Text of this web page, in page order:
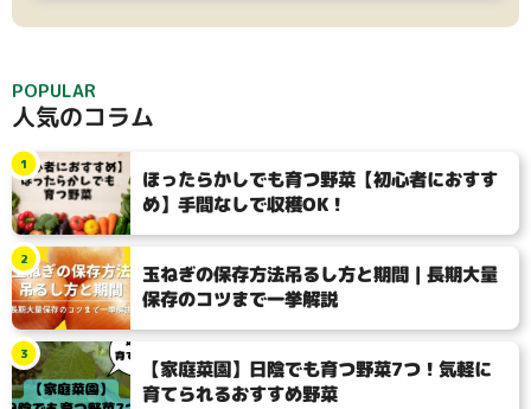
POPULAR
人気のコラム
ほったらかしでも育つ野菜【初心者におすす
め】手間なしで収穫OK！
1
玉ねぎの保存方法吊るし方と期間｜長期大量
保存のコツまで一挙解説
2
【家庭菜園】日陰でも育つ野菜7つ！気軽に
育てられるおすすめ野菜
3